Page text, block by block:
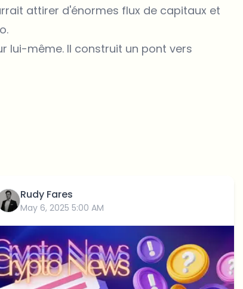
attirer d'énormes flux de capitaux et
lui-même. Il construit un pont vers
Rudy Fares
May 6, 2025 5:00 AM